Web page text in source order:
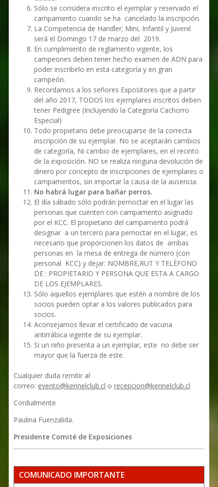
Sólo se considera inscrito el ejemplar y reservado el
campamento cuando se ha cancelado la inscripción.
La Competencia de Handler; Mini, Infantil y Juvenil
será el Domingo 17 de marzo del 2019.
En cumplimiento de reglamento vigente, los
campeones deben tener hecho examen de ADN para
poder inscribirlo en esta categoría y en gran
campeón.
Recordamos a los señores Expositores que a partir
del año 2017, TODOS los ejemplares inscritos deben
tener Pedigree (Incluyendo la Categoría Cachorro
Especial)
Todo propietario debe preocuparse de la correcta
inscripción de su ejemplar. No se aceptarán cambios
de categoría, Ni cambio de ejemplares, en el recinto
de la exposición. NO se realiza ninguna devolución de
dinero por concepto de inscripciones de ejemplares o
campamentos, sin importar la causa de la ausencia.
No habrá lugar para bañar perros.
El día sábado sólo podrán pernoctar en el lugar las
personas que cuenten con campamento asignado
por el KCC. El propietario del campamento podrá
designar a un tercero para pernoctar en el lugar, es
necesario que proporcionen los datos de ambas
personas en la mesa de entrega de número (con
personal KCC) y dejar: NOMBRE,RUT Y TELÉFONO
DE : PROPIETARIO Y PERSONA QUE ESTA A CARGO
DE LOS EJEMPLARES.
Sólo aquellos ejemplares que estén a nombre de los
socios pueden optar a los valores publicados para
socios.
Aconsejamos llevar el certificado de vacuna
antirrábica vigente de su ejemplar.
Si un niño presenta a un ejemplar, este no debe ser
mayor que la fuerza de este.
Cualquier duda remitir al
correo: evento@kennelclub.cl o recepcion@kennelclub.cl
Cordialmente
Paulina Fuenzalida.
Presidente Comité de Exposiciones
COMUNICADO IMPORTANTE